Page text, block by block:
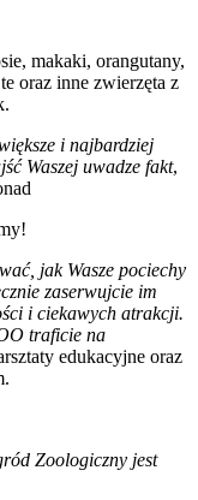
makaki, orangutany,
oraz inne zwierzęta z
i najbardziej
Waszej uwadze fakt,
jak Wasze pociechy
zaserwujcie im
i ciekawych atrakcji.
traficie na
edukacyjne oraz
Zoologiczny jest